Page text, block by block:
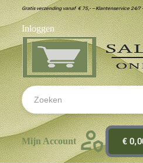
Gratis verzending vanaf € 75,- – Klantenservice 24/7
Inloggen
Mijn Account €